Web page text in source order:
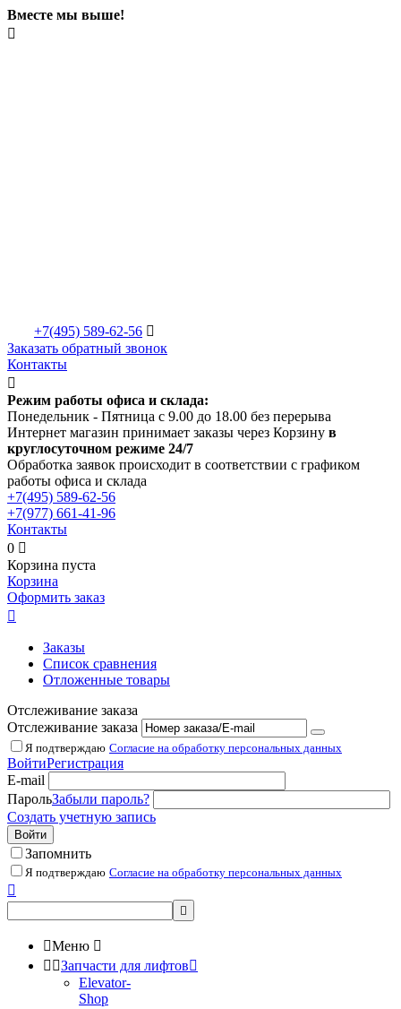
Вместе мы выше!

+7(495) 589-62-56 
Заказать обратный звонок
Контакты

Режим работы офиса и склада:
Понедельник - Пятница с 9.00 до 18.00 без перерыва
Интернет магазин принимает заказы через Корзину в
круглосуточном режиме 24/7
Обработка заявок происходит в соответствии с графиком
работы офиса и склада
+7(495) 589-62-56
+7(977) 661-41-96
Контакты
0 
Корзина пуста
Корзина
Оформить заказ

Заказы
Список сравнения
Отложенные товары
Отслеживание заказа
Отслеживание заказа
Я подтверждаю Согласие на обработку персональных данных
ВойтиРегистрация
E-mail
ПарольЗабыли пароль?
Создать учетную запись
Войти
Запомнить
Я подтверждаю Согласие на обработку персональных данных


Меню 
 Запчасти для лифтов
Elevator-
Shop